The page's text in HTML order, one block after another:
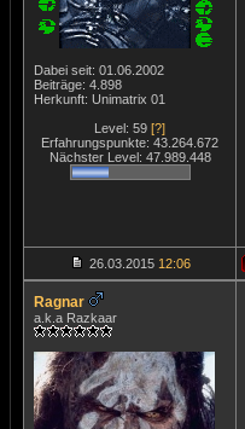
Dabei seit: 01.06.2002
Beiträge: 4.898
Herkunft: Unimatrix 01
Level: 59 [?]
Erfahrungspunkte: 43.264.672
Nächster Level: 47.989.448
26.03.2015 12:06
Ragnar
a.k.a Razkaar